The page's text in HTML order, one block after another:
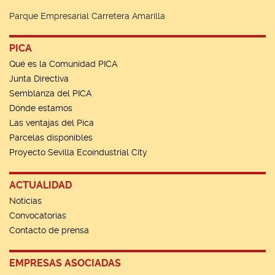
Parque Empresarial Carretera Amarilla
PICA
Qué es la Comunidad PICA
Junta Directiva
Semblanza del PICA
Dónde estamos
Las ventajas del Pica
Parcelas disponibles
Proyecto Sevilla Ecoindustrial City
ACTUALIDAD
Noticias
Convocatorias
Contacto de prensa
EMPRESAS ASOCIADAS